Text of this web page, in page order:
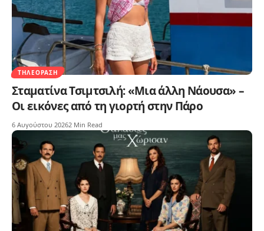
ΤΗΛΕΌΡΑΣΗ
Σταματίνα Τσιμτσιλή: «Μια άλλη Νάουσα» –
Οι εικόνες από τη γιορτή στην Πάρο
6 Αυγούστου 20262 Min Read